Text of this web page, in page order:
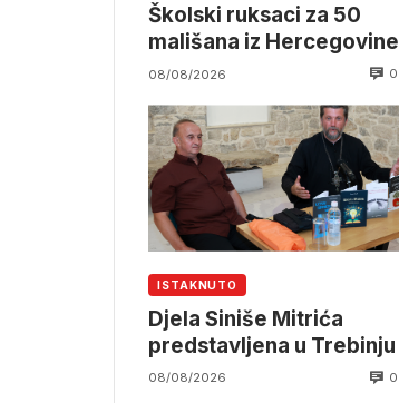
Školski ruksaci za 50
mališana iz Hercegovine
08/08/2026 0
ISTAKNUTO
Djela Siniše Mitrića
predstavljena u Trebinju
08/08/2026 0